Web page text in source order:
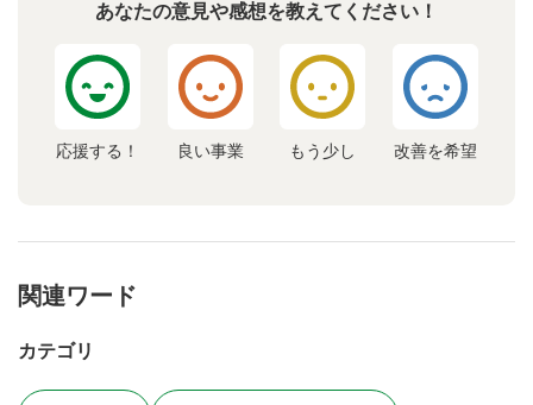
あなたの意見や感想を教えてください！
応援する！ 良い事業 もう少し 改善を希望
関連ワード
カテゴリ